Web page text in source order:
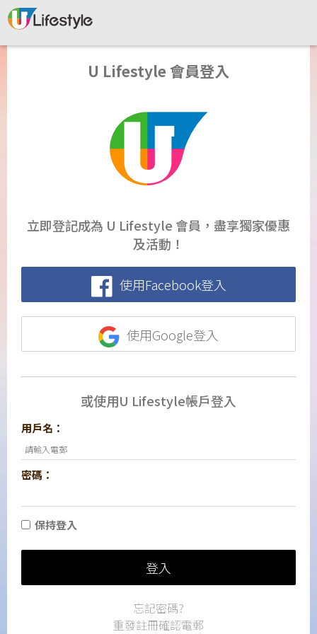
U Lifestyle 會員登入
立即登記成為 U Lifestyle 會員，盡享獨家優惠
及活動！
使用Facebook登入
使用Google登入
或使用U Lifestyle帳戶登入
用戶名：
密碼：
保持登入
登入
忘記密碼?
重發註冊確認電郵